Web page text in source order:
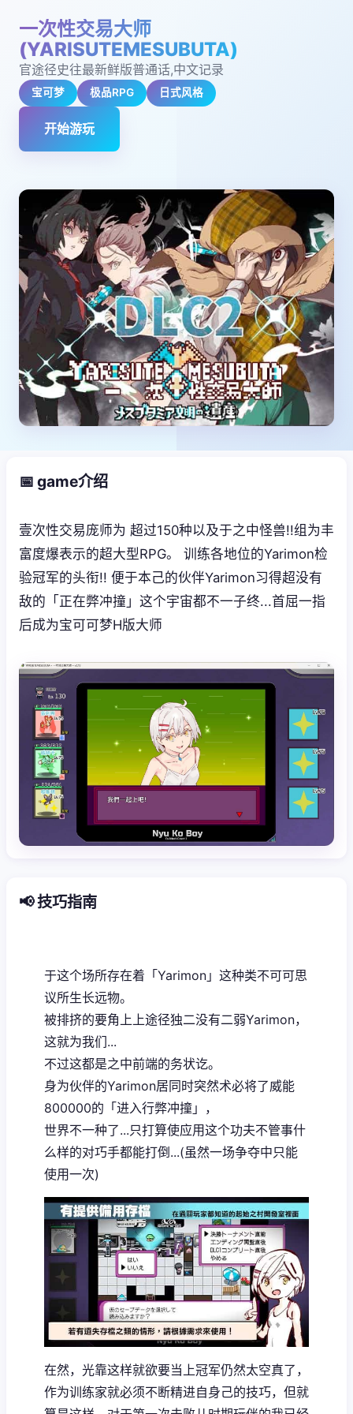
一次性交易大师
(YARISUTEMESUBUTA)
官途径史往最新鲜版普通话,中文记录
宝可梦 极品RPG 日式风格
开始游玩
📅 game介绍
壹次性交易庞师为 超过150种以及于之中怪兽!!组为丰
富度爆表示的超大型RPG。 训练各地位的Yarimon检
验冠军的头衔!! 便于本己的伙伴Yarimon习得超没有
敌的「正在弊冲撞」这个宇宙都不一子终...首屈一指
后成为宝可可梦H版大师
📢 技巧指南
于这个场所存在着「Yarimon」这种类不可可思
议所生长远物。
被排挤的要角上上途径独二没有二弱Yarimon，
这就为我们...
不过这都是之中前端的务状讫。
身为伙伴的Yarimon居同时突然术必将了威能
800000的「进入行弊冲撞」，
世界不一种了...只打算使应用这个功夫不管事什
么样的对巧手都能打倒...(虽然一场争夺中只能
使用一次)
在然，光靠这样就欲要当上冠军仍然太空真了，
作为训练家就必须不断精进自身己的技巧，但就